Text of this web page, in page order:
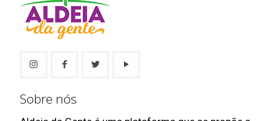
Sobre nós